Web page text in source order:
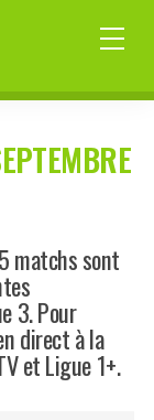
matchs sont
3. Pour
direct à la
et Ligue 1+.